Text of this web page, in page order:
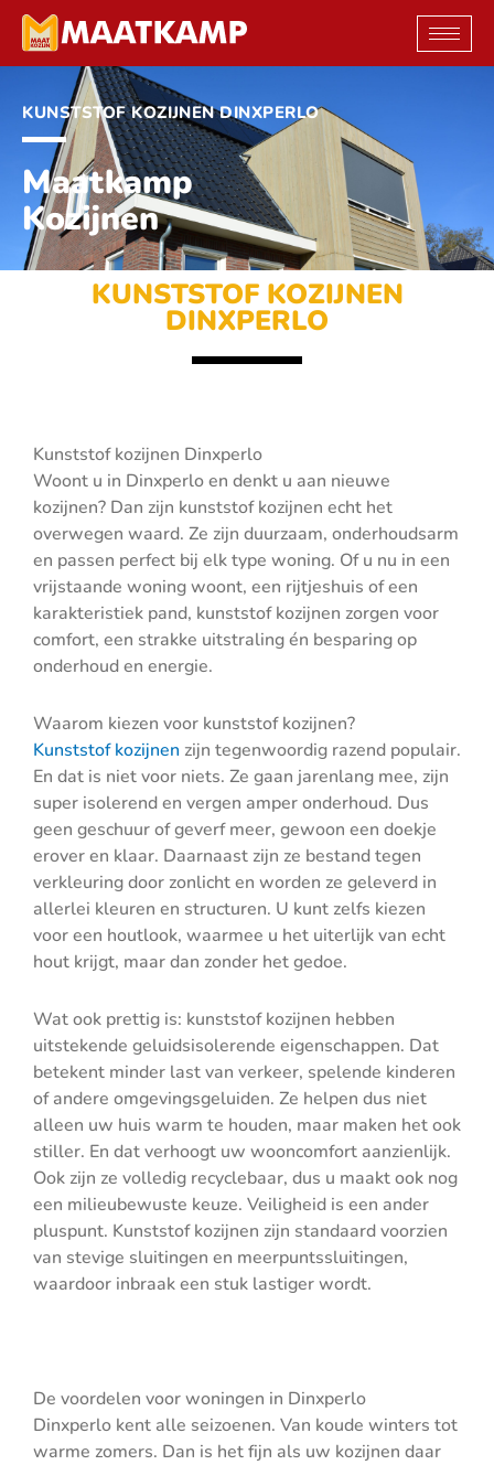
naar
de
KUNSTSTOF KOZIJNEN DINXPERLO
Maatkamp
Kozijnen
KUNSTSTOF KOZIJNEN
DINXPERLO
Kunststof kozijnen Dinxperlo
Woont u in Dinxperlo en denkt u aan nieuwe
kozijnen? Dan zijn kunststof kozijnen echt het
overwegen waard. Ze zijn duurzaam, onderhoudsarm
en passen perfect bij elk type woning. Of u nu in een
vrijstaande woning woont, een rijtjeshuis of een
karakteristiek pand, kunststof kozijnen zorgen voor
comfort, een strakke uitstraling én besparing op
onderhoud en energie.
Waarom kiezen voor kunststof kozijnen?
Kunststof kozijnen zijn tegenwoordig razend populair.
En dat is niet voor niets. Ze gaan jarenlang mee, zijn
super isolerend en vergen amper onderhoud. Dus
geen geschuur of geverf meer, gewoon een doekje
erover en klaar. Daarnaast zijn ze bestand tegen
verkleuring door zonlicht en worden ze geleverd in
allerlei kleuren en structuren. U kunt zelfs kiezen
voor een houtlook, waarmee u het uiterlijk van echt
hout krijgt, maar dan zonder het gedoe.
Wat ook prettig is: kunststof kozijnen hebben
uitstekende geluidsisolerende eigenschappen. Dat
betekent minder last van verkeer, spelende kinderen
of andere omgevingsgeluiden. Ze helpen dus niet
alleen uw huis warm te houden, maar maken het ook
stiller. En dat verhoogt uw wooncomfort aanzienlijk.
Ook zijn ze volledig recyclebaar, dus u maakt ook nog
een milieubewuste keuze. Veiligheid is een ander
pluspunt. Kunststof kozijnen zijn standaard voorzien
van stevige sluitingen en meerpuntssluitingen,
waardoor inbraak een stuk lastiger wordt.
De voordelen voor woningen in Dinxperlo
Dinxperlo kent alle seizoenen. Van koude winters tot
warme zomers. Dan is het fijn als uw kozijnen daar